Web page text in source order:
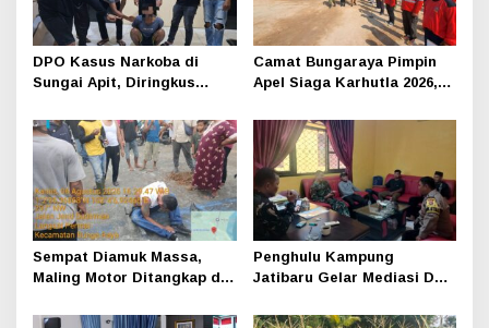
DPO Kasus Narkoba di
Sungai Apit, Diringkus
Camat Bungaraya Pimpin
Apel Siaga Karhutla 2026,
Perusahaan dan
Masyarakat Dikuatkan
Sempat Diamuk Massa,
Maling Motor Ditangkap di
Penghulu Kampung
Jatibaru Gelar Mediasi Dua
Pihak Tak Hadir